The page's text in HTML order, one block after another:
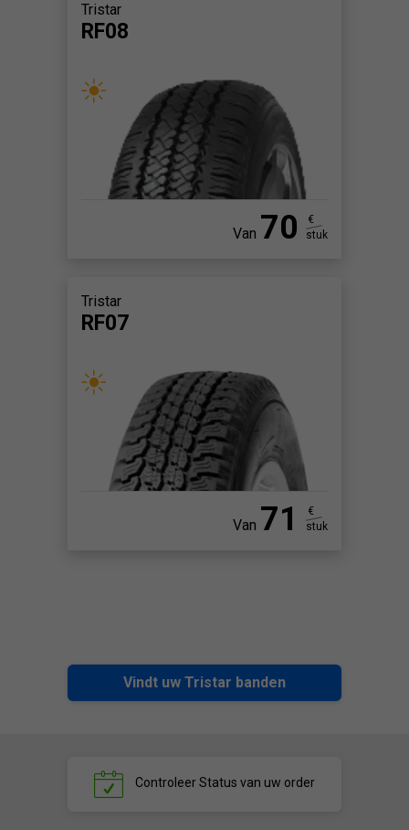
Tristar
RF08
Van 70
€
stuk
Tristar
RF07
Van 71
€
stuk
Vindt uw Tristar banden
ControleerStatus van uw order